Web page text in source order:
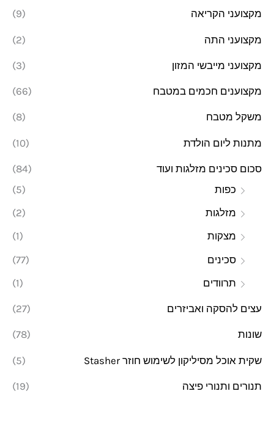
מקצועני הקריאה (9)
מקצועני התה (2)
מקצועני מייבשי המזון (3)
מקצוענים חכמים במטבח (66)
משקל מטבח (8)
מתנות ליום הולדת (10)
סכום סכינים מזלגות ועוד
(84)
כפות
(5)
מזלגות
(2)
מצקות
(1)
סכינים
(77)
תרוודים
(1)
עצים להסקה ואביזרים (27)
שונות (78)
שקית אוכל מסיליקון לשימוש חוזר Stasher (5)
תנורים ותנורי פיצה (19)